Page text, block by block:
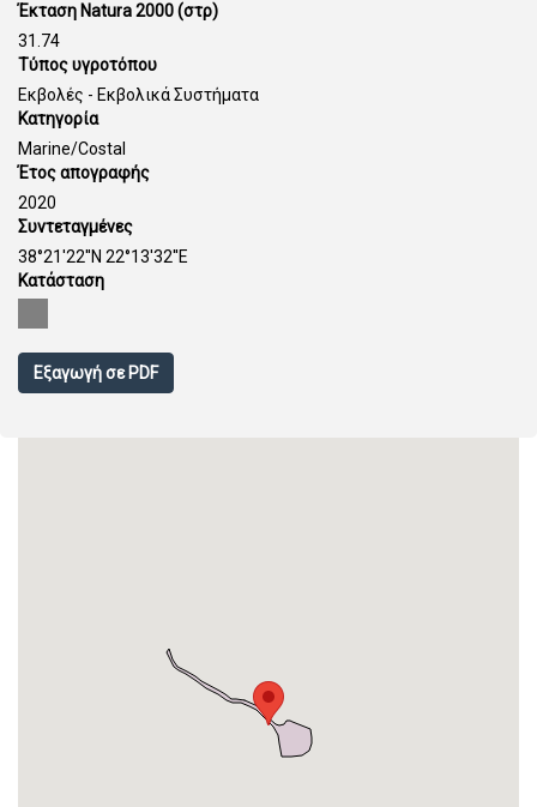
Έκταση Natura 2000 (στρ)
31.74
Τύπος υγροτόπου
Εκβολές - Εκβολικά Συστήματα
Κατηγορία
Marine/Costal
Έτος απογραφής
2020
Συντεταγμένες
38°21'22''N 22°13'32''E
Κατάσταση
Εξαγωγή σε PDF